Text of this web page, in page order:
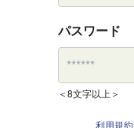
パスワード
＜8文字以上＞
利用規約